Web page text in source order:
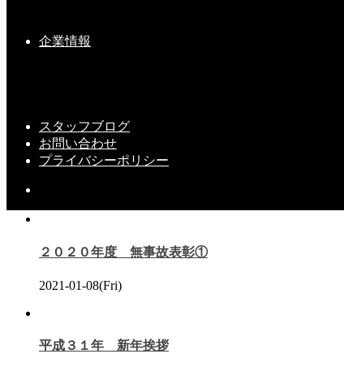
企業情報
スタッフブログ
お問い合わせ
プライバシーポリシー
２０２０年度 無事故表彰⑧
YouTube、公開しました
こちらの記事もどうぞ
２０２０年度 無事故表彰①
2021-01-08(Fri)
平成３１年 新年挨拶